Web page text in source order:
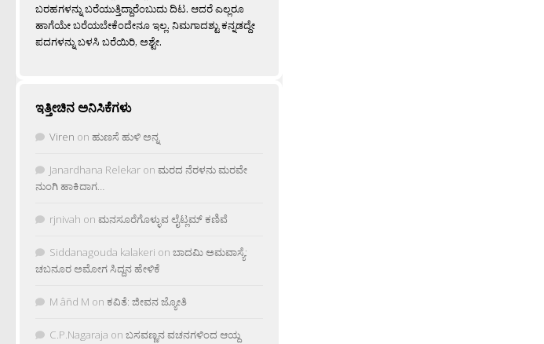
ಬರಹಗಳನ್ನು ಬರೆಯುತ್ತಿದ್ದಾರೆಂಬುದು ದಿಟ. ಆದರೆ ಎಲ್ಲರೂ
ಹಾಗೆಯೇ ಬರೆಯಬೇಕೆಂದೇನೂ ಇಲ್ಲ. ನಿಮಗಾದಶ್ಟು ಕನ್ನಡದ್ದೇ
ಪದಗಳನ್ನು ಬಳಸಿ ಬರೆಯಿರಿ, ಅಶ್ಟೇ.
ಇತ್ತೀಚಿನ ಅನಿಸಿಕೆಗಳು
Viren on ಹುಣಸೆ ಹುಳಿ ಅನ್ನ
Janardhana Relekar on ಮರದ ನೆರಳನು ಮರವೇ
ನುಂಗಿ ಹಾಕಿದಾಗ…
rjnivah on ಮನಸೂರೆಗೊಳ್ಳುವ ಲೈಟ್ಲಮ್ ಕಣಿವೆ
Siddanagouda kalakeri on ಬಾದಮಿ ಅಮವಾಸ್ಯೆ:
ಚಬನೂರ ಅಮೋಗ ಸಿದ್ದನ ಹೇಳಿಕೆ
M âñd M on ಕವಿತೆ: ಜೀವನ ಜ್ಯೋತಿ
C.P.Nagaraja on ಬಸವಣ್ಣನ ವಚನಗಳಿಂದ ಆಯ್ದ